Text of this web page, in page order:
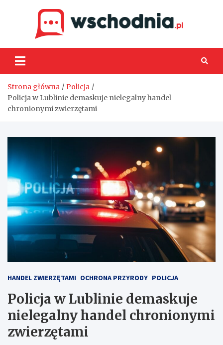
Strona główna
Policja
Policja w Lublinie demaskuje nielegalny handel
chronionymi zwierzętami
HANDEL ZWIERZĘTAMI OCHRONA PRZYRODY POLICJA
Policja w Lublinie demaskuje
nielegalny handel chronionymi
zwierzętami